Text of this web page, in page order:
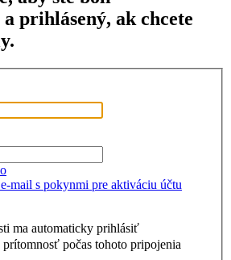
prihlásený, ak chcete
mail s pokynmi pre aktiváciu účtu
ma automaticky prihlásiť
počas tohoto pripojenia